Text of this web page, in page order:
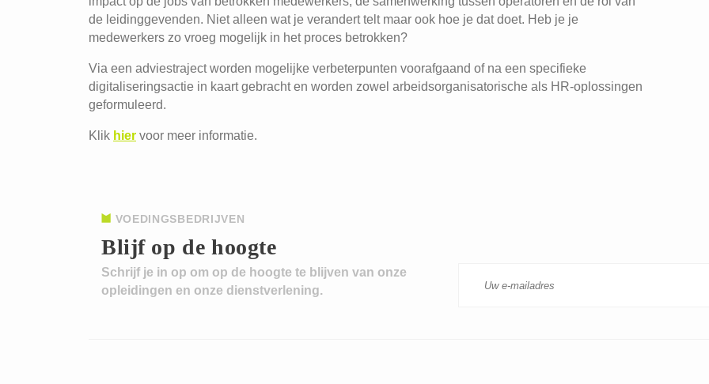
de leidinggevenden. Niet alleen wat je verandert telt maar ook hoe je dat doet. Heb je je
medewerkers zo vroeg mogelijk in het proces betrokken?
Via een adviestraject worden mogelijke verbeterpunten voorafgaand of na een specifieke
digitaliseringsactie in kaart gebracht en worden zowel arbeidsorganisatorische als HR-oplossingen
geformuleerd.
Klik hier voor meer informatie.
Blijf op de hoogte
VOEDINGSBEDRIJVEN
Schrijf je in op om op de hoogte te blijven van onze
opleidingen en onze dienstverlening.